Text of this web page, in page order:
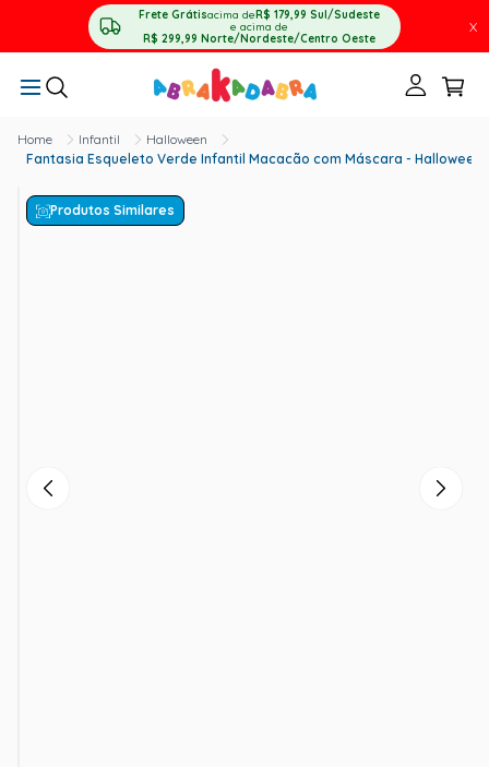
Frete Grátisacima deR$ 179,99 Sul/Sudeste
e acima de
R$ 299,99 Norte/Nordeste/Centro Oeste
X
Infantil
Halloween
Fantasia Esqueleto Verde Infantil Macacão com Máscara - Halloween
Produtos Similares